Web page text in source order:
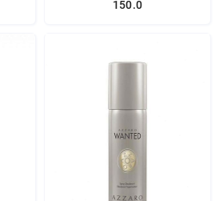
150.0